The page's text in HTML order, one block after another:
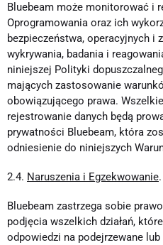
Bluebeam może monitorować i
Oprogramowania oraz ich
bezpieczeństwa, operacyjnych i
wykrywania, badania i
niniejszej Polityki
mających zastosowanie
obowiązującego prawa.
rejestrowanie danych będą
prywatności Bluebeam, która
odniesienie do niniejszych
2.4. Naruszenia i Egzekwowanie.
Bluebeam zastrzega sobie
podjęcia wszelkich działań,
odpowiedzi na podejrzewane